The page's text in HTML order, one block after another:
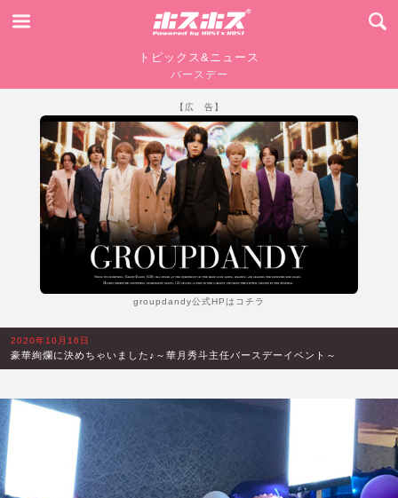
トピックス&ニュース
バースデー
【広 告】
groupdandy公式HPはコチラ
2020年10月16日
豪華絢爛に決めちゃいました♪～華月秀斗主任バースデーイベント～